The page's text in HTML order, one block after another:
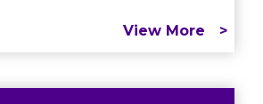
View More >